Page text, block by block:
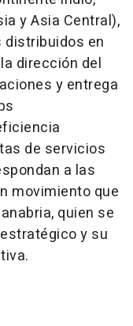
y Asia Central),
distribuidos en
dirección del
y entrega
de servicios
a las
movimiento que
quien se
y su